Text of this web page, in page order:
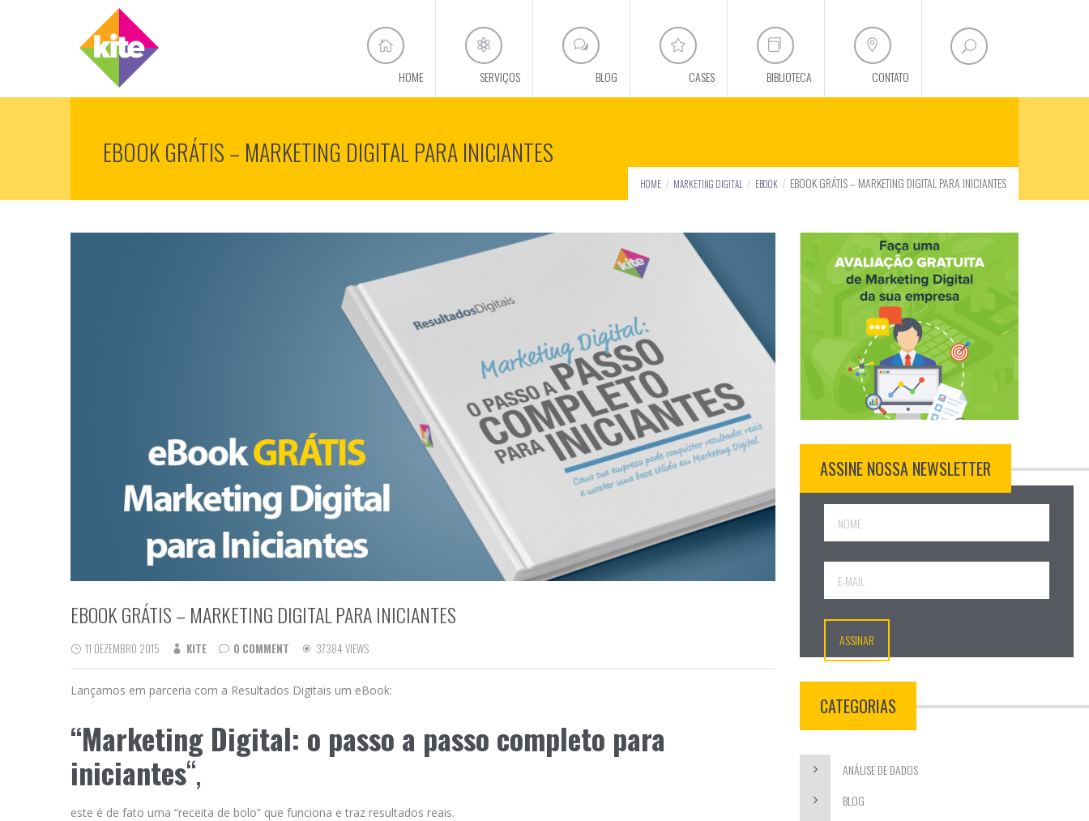
HOME SERVIÇOS BLOG CASES BIBLIOTECA CONTATO
EBOOK GRÁTIS – MARKETING DIGITAL PARA INICIANTES
HOME MARKETING DIGITAL EBOOK EBOOK GRÁTIS – MARKETING DIGITAL PARA INICIANTES
EBOOK GRÁTIS – MARKETING DIGITAL PARA INICIANTES
11 DEZEMBRO 2015 KITE 0 COMMENT 37384 VIEWS
Lançamos em parceria com a Resultados Digitais um eBook:
“Marketing Digital: o passo a passo completo para
iniciantes“,
este é de fato uma “receita de bolo” que funciona e traz resultados reais.
ASSINE NOSSA NEWSLETTER
CATEGORIAS
ANÁLISE DE DADOS
BLOG